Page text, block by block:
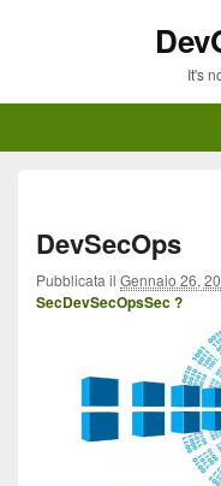
It's
DevSecOps
Pubblicata il Gennaio 26,
SecDevSecOpsSec ?